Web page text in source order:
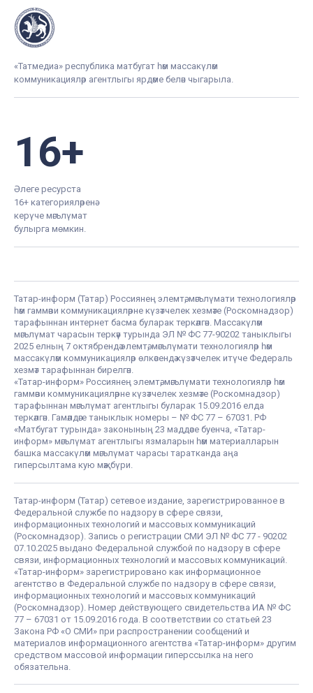
«Татмедиа» республика матбугат һәм массакүләм
коммуникацияләр агентлыгы ярдәме белән чыгарыла.
16+
Әлеге ресурста
16+ категорияләренә
керүче мәгълүмат
булырга мөмкин.
Татар-информ (Татар) Россиянең элемтә, мәгълүмати технологияләр
һәм гаммәви коммуникацияләрне күзәтчелек хезмәте (Роскомнадзор)
тарафыннан интернет басма буларак теркәлгән. Массакүләм
мәгълүмат чарасын теркәү турында ЭЛ № ФС 77-90202 таныклыгы
2025 елның 7 октябрендә элемтә, мәгълүмати технологияләр һәм
массакүләм коммуникацияләр өлкәсендә күзәтчелек итүче Федераль
хезмәт тарафыннан бирелгән.
«Татар-информ» Россиянең элемтә, мәгълүмати технологияләр һәм
гаммәви коммуникацияләрне күзәтчелек хезмәте (Роскомнадзор)
тарафыннан мәгълүмат агентлыгы буларак 15.09.2016 елда
теркәлгән. Гамәлдәге таныклык номеры – № ФС 77 – 67031. РФ
«Матбугат турында» законының 23 маддәсе буенча, «Татар-
информ» мәгълүмат агентлыгы язмаларын һәм материалларын
башка массакүләм мәгълүмат чарасы таратканда аңа
гиперсылтама кую мәҗбүри.
Татар-информ (Татар) сетевое издание, зарегистрированное в
Федеральной службе по надзору в сфере связи,
информационных технологий и массовых коммуникаций
(Роскомнадзор). Запись о регистрации СМИ ЭЛ № ФС 77 - 90202
07.10.2025 выдано Федеральной службой по надзору в сфере
связи, информационных технологий и массовых коммуникаций.
«Татар-информ» зарегистрировано как информационное
агентство в Федеральной службе по надзору в сфере связи,
информационных технологий и массовых коммуникаций
(Роскомнадзор). Номер действующего свидетельства ИА № ФС
77 – 67031 от 15.09.2016 года. В соответствии со статьей 23
Закона РФ «О СМИ» при распространении сообщений и
материалов информационного агентства «Татар-информ» другим
средством массовой информации гиперссылка на него
обязательна.